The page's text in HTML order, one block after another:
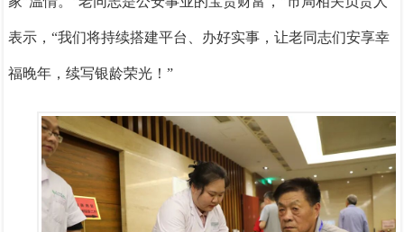
表示，“我们将持续搭建平台、办好实事，让老同志们安享幸
福晚年，续写银龄荣光！”